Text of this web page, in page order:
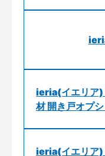
ieria(イエリア)
材 開き戸オプ
ieria(イエリア)